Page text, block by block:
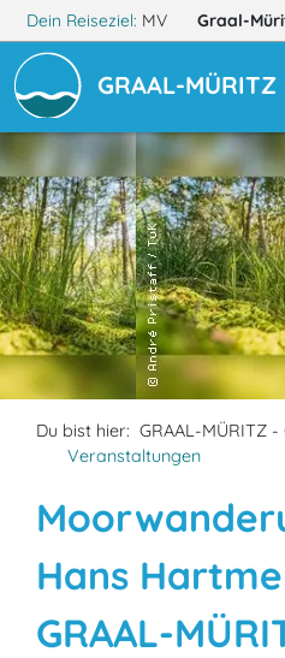
Dein Reiseziel: MV Graal-
GRAAL-MÜRITZ
Du bist hier: GRAAL-MÜRITZ -
Veranstaltungen
Hans
GRAAL-